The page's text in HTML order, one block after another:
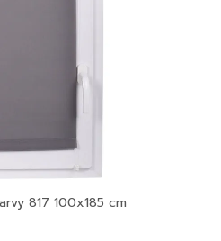
817 100x185 cm